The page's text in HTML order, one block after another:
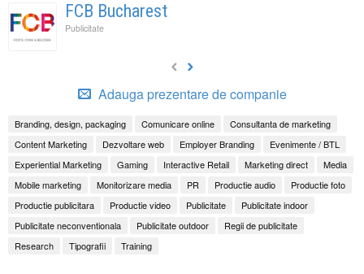
FCB Bucharest
Publicitate
Adauga prezentare de companie
Branding, design, packaging Comunicare online
Consultanta de marketing
Content Marketing
Dezvoltare web Employer Branding
Evenimente / BTL
Experiential Marketing
Gaming Interactive Retail Marketing direct
Media
Mobile marketing
Monitorizare media PR Productie audio
Productie foto
Productie publicitara
Productie video Publicitate
Publicitate indoor
Publicitate neconventionala
Publicitate outdoor
Regii de publicitate
Research
Tipografii Training